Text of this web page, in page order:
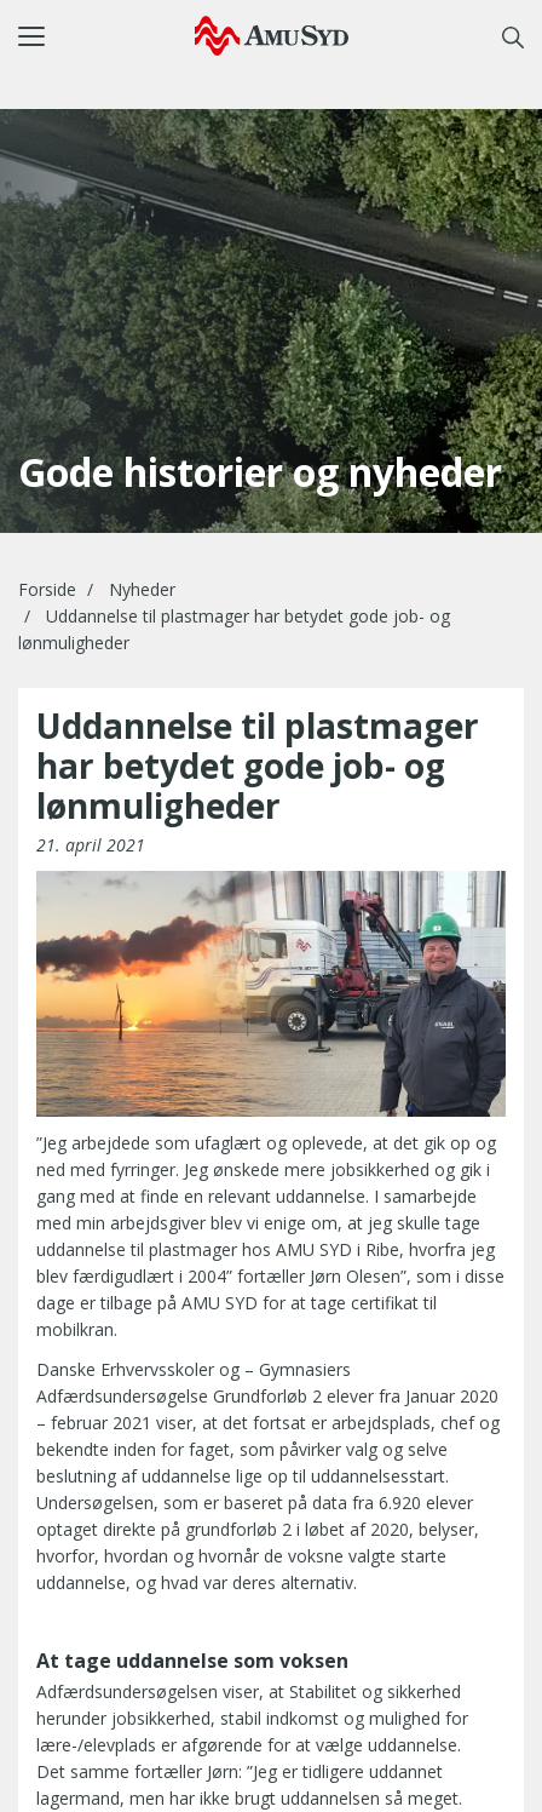
Toggle
Gode historier og nyheder
Forside
Nyheder
Uddannelse til plastmager har betydet gode job- og
lønmuligheder
Uddannelse til plastmager
har betydet gode job- og
lønmuligheder
21. april 2021
”Jeg arbejdede som ufaglært og oplevede, at det gik op og
ned med fyrringer. Jeg ønskede mere jobsikkerhed og gik i
gang med at finde en relevant uddannelse. I samarbejde
med min arbejdsgiver blev vi enige om, at jeg skulle tage
uddannelse til plastmager hos AMU SYD i Ribe, hvorfra jeg
blev færdigudlært i 2004” fortæller Jørn Olesen”, som i disse
dage er tilbage på AMU SYD for at tage certifikat til
mobilkran.
Danske Erhvervsskoler og – Gymnasiers
Adfærdsundersøgelse Grundforløb 2 elever fra Januar 2020
– februar 2021 viser, at det fortsat er arbejdsplads, chef og
bekendte inden for faget, som påvirker valg og selve
beslutning af uddannelse lige op til uddannelsesstart.
Undersøgelsen, som er baseret på data fra 6.920 elever
optaget direkte på grundforløb 2 i løbet af 2020, belyser,
hvorfor, hvordan og hvornår de voksne valgte starte
uddannelse, og hvad var deres alternativ.
At tage uddannelse som voksen
Adfærdsundersøgelsen viser, at Stabilitet og sikkerhed
herunder jobsikkerhed, stabil indkomst og mulighed for
lære-/elevplads er afgørende for at vælge uddannelse.
Det samme fortæller Jørn: ”Jeg er tidligere uddannet
lagermand, men har ikke brugt uddannelsen så meget.